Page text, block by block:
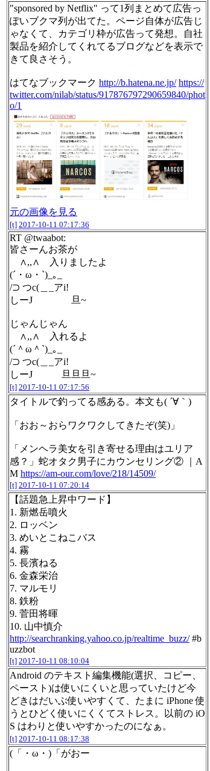
"sponsored by Netflix" って1列まとめて広告っ
ぽいブクマ列が出てた。ページ自体が広告じ
ゃなくて、カテゴリ枠が広告って発想。自社
製品を紹介してくれてるブログなどを表示で
きて良さそう。
はてなブックマーク http://b.hatena.ne.jp/ https://
twitter.com/nilab/status/917876797290659840/phot
o/1
元の画像を見る
[t] 2017-10-11 07:17:36
RT @twaabot:
皆さーんお茶が
∧,,∧ 入りましたよ
(´・ω・`)_｡_
/⊃ つc(＿_アi!
しーJ 旦~
じゃんじゃん
∧,,∧ 入れるよ
(´＾ω＾`)_｡_
/⊃ つc(＿_アi!
しーJ 旦旦旦~
[t] 2017-10-11 07:17:56
タイトルで釣ってる感ある。本文も( ´∀｀)
「おお～おらワクワクしてきたぞ(笑)」
「メンヘラ美女を引き寄せる理由はユリア
感？」蛇オタク男子にカウンセリング② ｜A
M https://am-our.com/love/218/14509/
[t] 2017-10-11 07:20:14
【話題急上昇中ワード】
1. 新燃岳噴火
2. ロッベン
3. めいとこねこバス
4. 霧
5. 長濱ねる
6. 金森栄治
7. マルモリ
8. 鉄粉
9. 菅田将暉
10. 山中慎介
http://searchranking.yahoo.co.jp/realtime_buzz/#b
uzzbot
[t] 2017-10-11 08:10:04
Android のテキスト編集機能(選択、コピー、
ペースト)は使いにくいと思っていたけど今
どきはだいぶ使いやすくて、たまに iPhone 使
うとひどく使いにくくてストレス。以前の iO
S はわりと使いやすかったのになぁ。
[t] 2017-10-11 08:17:38
(「・ω・)「がおー